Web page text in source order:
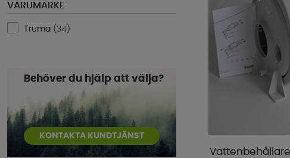
VARUMÄRKE
Truma ( 34)
Behöver du hjälp att välja?
KONTAKTA KUNDTJÄNST